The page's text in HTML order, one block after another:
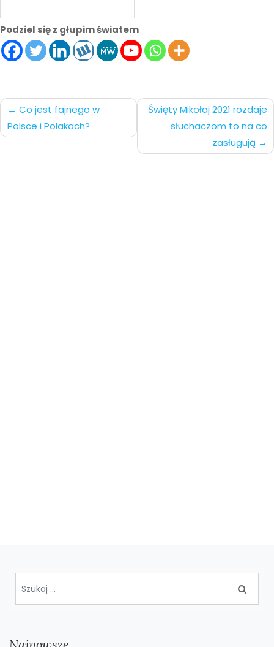
Podziel się z głupim światem
Nawigacja
po
Co jest fajnego w
Polsce i Polakach?
Święty Mikołaj 2021 rozdaje
słuchaczom to na co
zasługują